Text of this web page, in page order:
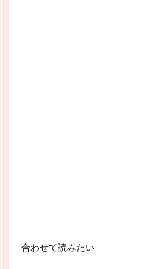
合わせて読みたい